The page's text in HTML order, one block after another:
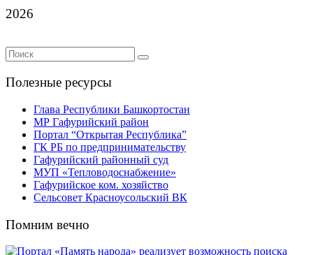
2026
Полезные ресурсы
Глава Республики Башкортостан
МР Гафурийский район
Портал “Открытая Республика”
ГК РБ по предпринимательству
Гафурийский районный суд
МУП «Тепловодоснабжение»
Гафурийское ком. хозяйство
Сельсовет Красноусольский ВК
Помним вечно